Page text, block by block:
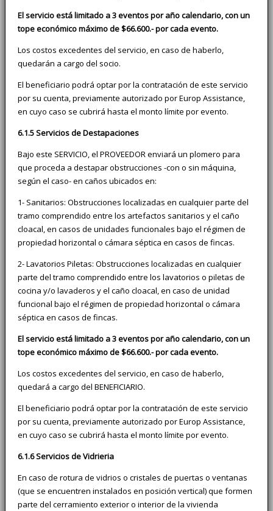
El servicio está limitado a 3 eventos por año calendario, con un
tope económico máximo de $66.600.- por cada evento.
Los costos excedentes del servicio, en caso de haberlo,
quedarán a cargo del socio.
El beneficiario podrá optar por la contratación de este servicio
por su cuenta, previamente autorizado por Europ Assistance,
en cuyo caso se cubrirá hasta el monto límite por evento.
6.1.5 Servicios de Destapaciones
Bajo este SERVICIO, el PROVEEDOR enviará un plomero para
que proceda a destapar obstrucciones -con o sin máquina,
según el caso- en caños ubicados en:
1- Sanitarios: Obstrucciones localizadas en cualquier parte del
tramo comprendido entre los artefactos sanitarios y el caño
cloacal, en casos de unidades funcionales bajo el régimen de
propiedad horizontal o cámara séptica en casos de fincas.
2- Lavatorios Piletas: Obstrucciones localizadas en cualquier
parte del tramo comprendido entre los lavatorios o piletas de
cocina y/o lavaderos y el caño cloacal, en caso de unidad
funcional bajo el régimen de propiedad horizontal o cámara
séptica en casos de fincas.
El servicio está limitado a 3 eventos por año calendario, con un
tope económico máximo de $66.600.- por cada evento.
Los costos excedentes del servicio, en caso de haberlo,
quedará a cargo del BENEFICIARIO.
El beneficiario podrá optar por la contratación de este servicio
por su cuenta, previamente autorizado por Europ Assistance,
en cuyo caso se cubrirá hasta el monto límite por evento.
6.1.6 Servicios de Vidrieria
En caso de rotura de vidrios o cristales de puertas o ventanas
(que se encuentren instalados en posición vertical) que formen
parte del cerramiento exterior o interior de la vivienda